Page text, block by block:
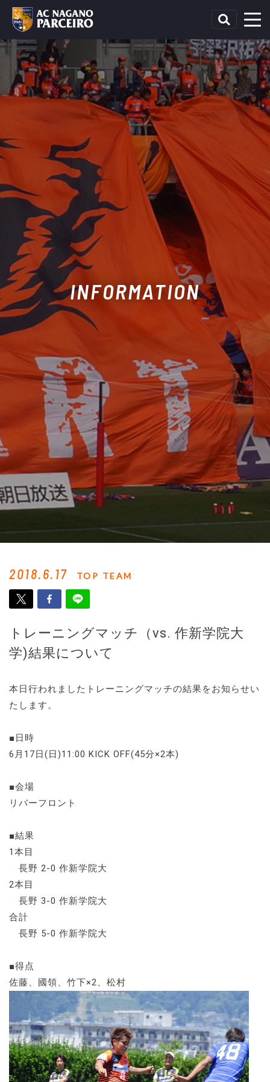
INFORMATION
2018.6.17 TOP TEAM
トレーニングマッチ（vs. 作新学院大
学)結果について
本日行われましたトレーニングマッチの結果をお知らせい
たします。
■日時
6月17日(日)11:00 KICK OFF(45分×2本)
■会場
リバーフロント
■結果
1本目
長野 2-0 作新学院大
2本目
長野 3-0 作新学院大
合計
長野 5-0 作新学院大
■得点
佐藤、國領、竹下×2、松村